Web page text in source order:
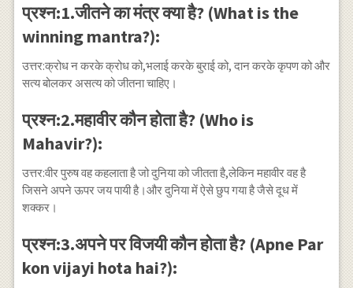
प्रश्न:1.जीतने का मंत्र क्या है? (What is the
winning mantra?):
उत्तर:क्रोध न करके क्रोध को,भलाई करके बुराई को, दान करके कृपण को और
सत्य बोलकर असत्य को जीतना चाहिए।
प्रश्न:2.महावीर कौन होता है? (Who is
Mahavir?):
उत्तर:वीर पुरुष वह कहलाता है जो दुनिया को जीतता है,लेकिन महावीर वह है
जिसने अपने ऊपर जय पायी है।और दुनिया में ऐसे छुप गया है जैसे दूध में
शक्कर।
प्रश्न:3.अपने पर विजयी कौन होता है? (Apne Par
kon vijayi hota hai?):